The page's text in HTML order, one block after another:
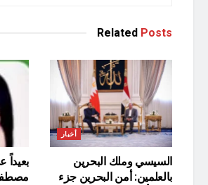
Related Posts
أخبار
السيسي وملك البحرين
بالعلمين: أمن البحرين جزء
بعيداً